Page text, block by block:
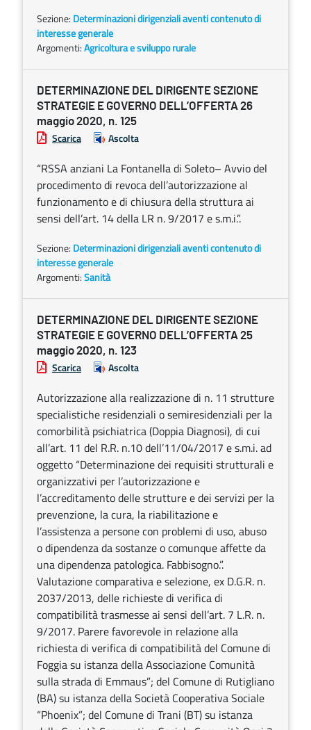
Sezione: Determinazioni dirigenziali aventi contenuto di
interesse generale
Argomenti:Agricoltura e sviluppo rurale
DETERMINAZIONE DEL DIRIGENTE SEZIONE
STRATEGIE E GOVERNO DELL’OFFERTA 26
maggio 2020, n. 125
Scarica Ascolta
“RSSA anziani La Fontanella di Soleto– Avvio del
procedimento di revoca dell’autorizzazione al
funzionamento e di chiusura della struttura ai
sensi dell’art. 14 della LR n. 9/2017 e s.m.i.”.
Sezione: Determinazioni dirigenziali aventi contenuto di
interesse generale
Argomenti:Sanità
DETERMINAZIONE DEL DIRIGENTE SEZIONE
STRATEGIE E GOVERNO DELL’OFFERTA 25
maggio 2020, n. 123
Scarica Ascolta
Autorizzazione alla realizzazione di n. 11 strutture
specialistiche residenziali o semiresidenziali per la
comorbilità psichiatrica (Doppia Diagnosi), di cui
all’art. 11 del R.R. n.10 dell’11/04/2017 e s.m.i. ad
oggetto “Determinazione dei requisiti strutturali e
organizzativi per l’autorizzazione e
l’accreditamento delle strutture e dei servizi per la
prevenzione, la cura, la riabilitazione e
l’assistenza a persone con problemi di uso, abuso
o dipendenza da sostanze o comunque affette da
una dipendenza patologica. Fabbisogno.”.
Valutazione comparativa e selezione, ex D.G.R. n.
2037/2013, delle richieste di verifica di
compatibilità trasmesse ai sensi dell’art. 7 L.R. n.
9/2017. Parere favorevole in relazione alla
richiesta di verifica di compatibilità del Comune di
Foggia su istanza della Associazione Comunità
sulla strada di Emmaus”; del Comune di Rutigliano
(BA) su istanza della Società Cooperativa Sociale
“Phoenix”; del Comune di Trani (BT) su istanza